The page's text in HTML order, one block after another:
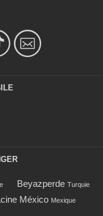
Beyazperde Turquie
México Mexique